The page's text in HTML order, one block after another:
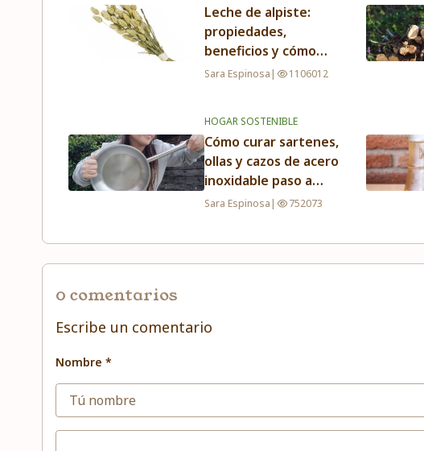
Leche de alpiste:
propiedades,
beneficios y cómo
tomarla
Sara Espinosa | 1106012
HOGAR SOSTENIBLE
Cómo curar sartenes,
ollas y cazos de acero
inoxidable paso a
paso
Sara Espinosa | 752073
0 comentarios
Escribe un comentario
Nombre *